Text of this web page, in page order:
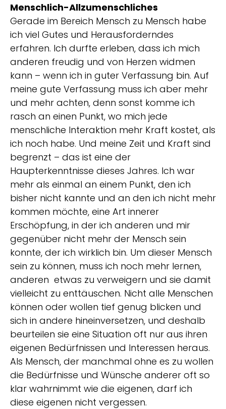
Menschlich-Allzumenschliches
Gerade im Bereich Mensch zu Mensch habe
ich viel Gutes und Herausforderndes
erfahren. Ich durfte erleben, dass ich mich
anderen freudig und von Herzen widmen
kann – wenn ich in guter Verfassung bin. Auf
meine gute Verfassung muss ich aber mehr
und mehr achten, denn sonst komme ich
rasch an einen Punkt, wo mich jede
menschliche Interaktion mehr Kraft kostet, als
ich noch habe. Und meine Zeit und Kraft sind
begrenzt – das ist eine der
Haupterkenntnisse dieses Jahres. Ich war
mehr als einmal an einem Punkt, den ich
bisher nicht kannte und an den ich nicht mehr
kommen möchte, eine Art innerer
Erschöpfung, in der ich anderen und mir
gegenüber nicht mehr der Mensch sein
konnte, der ich wirklich bin. Um dieser Mensch
sein zu können, muss ich noch mehr lernen,
anderen etwas zu verweigern und sie damit
vielleicht zu enttäuschen. Nicht alle Menschen
können oder wollen tief genug blicken und
sich in andere hineinversetzen, und deshalb
beurteilen sie eine Situation oft nur aus ihren
eigenen Bedürfnissen und Interessen heraus.
Als Mensch, der manchmal ohne es zu wollen
die Bedürfnisse und Wünsche anderer oft so
klar wahrnimmt wie die eigenen, darf ich
diese eigenen nicht vergessen.